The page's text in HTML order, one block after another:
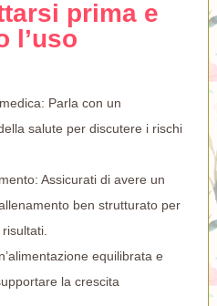
prima e
l’uso
Parla con un
salute per discutere i rischi
Assicurati di avere un
ben strutturato per
equilibrata e
la crescita